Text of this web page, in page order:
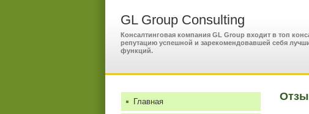
GL Group Consulting
Консалтинговая компания GL Group входит в топ
репутацию успешной и зарекомендовавшей себя
функций.
Главная